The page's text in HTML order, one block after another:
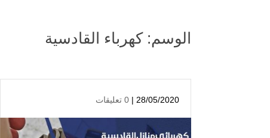
الوسم:كهرباء القادسية
28/05/2020 | 0 تعليقات